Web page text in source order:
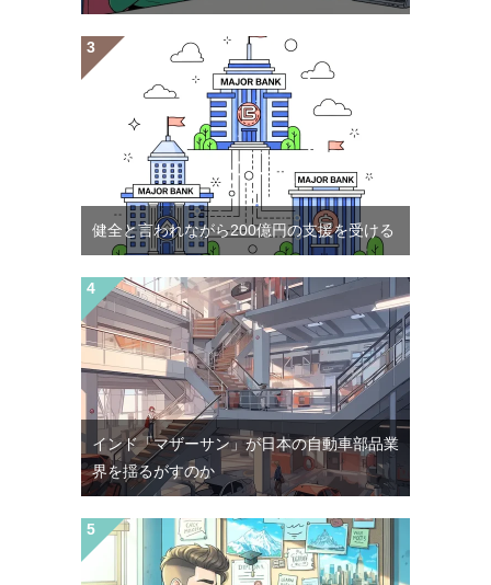
健全と言われながら200億円の支援を受ける
インド「マザーサン」が日本の自動車部品業
界を揺るがすのか